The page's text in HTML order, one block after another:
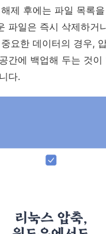
제 후에는 파일 목록
파일은 즉시 삭제하거
요한 데이터의 경우,
간에 백업해 두는 것이
다.